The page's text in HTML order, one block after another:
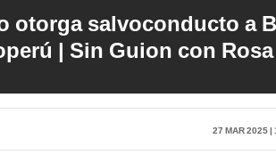
otorga salvoconducto a
| Sin Guion con
27 Mar 2025 |